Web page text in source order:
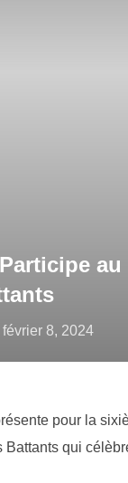
Participe
Publié
février 8, 2024
pour la
qui